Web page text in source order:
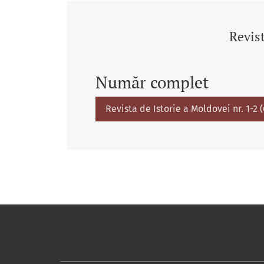
Număr complet
Revista de Istorie a Moldovei nr. 1-2